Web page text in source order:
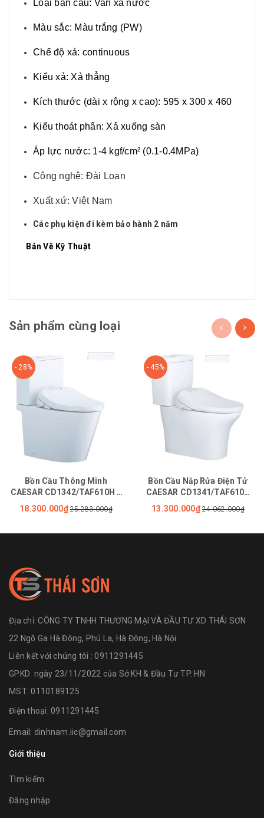
Loại bàn cầu: Van xả nước
Màu sắc: Màu trắng (PW)
Chế độ xả: continuous
Kiểu xả: Xả thẳng
Kích thước (dài x rộng x cao): 595 x 300 x 460
Kiểu thoát phân: Xả xuống sàn
Áp lực nước: 1-4 kgf/cm² (0.1-0.4MPa)
Công nghệ: Đài Loan
Xuất xứ: Việt Nam
Các phụ kiện đi kèm bảo hành 2 năm
Bản Vẽ Kỹ Thuật
Sản phẩm cùng loại
- 28%
Bồn Cầu Thông Minh
CAESAR CD1342/TAF610H 2
Khối Nắp Tự Động Đóng Mở
18.300.000₫ 25.283.000₫
- 45%
Bồn Cầu Nắp Rửa Điện Tử
CAESAR CD1341/TAF610H
Tự Động Đóng Mở Nắp
13.300.000₫ 24.062.000₫
Địa chỉ:CÔNG TY TNHH THƯƠNG MẠI VÀ ĐẦU TƯ XD THÁI SƠN
22 Ngõ Ga Hà Đông, Phú La, Hà Đông, Hà Nội
Liên kết với chúng tôi : 0911291445
GPKD: ngày 23/11/2022 của Sở KH & Đầu Tư TP. HN
MST: 0110189125
Điện thoại: 0911291445
Email: dinhnam.iic@gmail.com
Giới thiệu
Tìm kiếm
Đăng nhập